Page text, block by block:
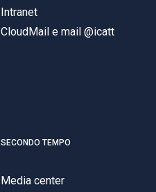
Intranet
CloudMail e mail @icatt
SECONDO TEMPO
Media center